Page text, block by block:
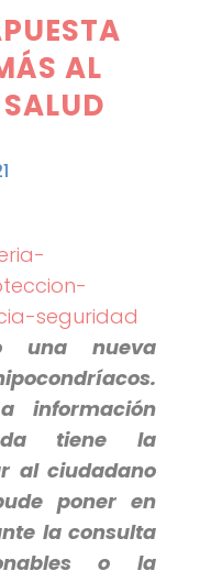
AL
una nueva
información
tiene la
al ciudadano
poner en
la consulta
o la